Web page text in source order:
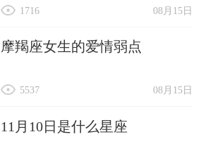
08月15日
1716
摩羯座女生的爱情弱点
08月15日
5537
11月10日是什么星座